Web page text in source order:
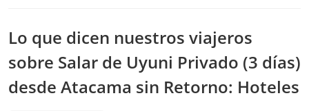
Lo que dicen nuestros viajeros
sobre Salar de Uyuni Privado (3 días)
desde Atacama sin Retorno: Hoteles